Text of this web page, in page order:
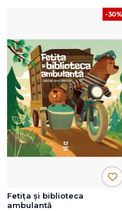
-30%
Fetița și biblioteca
ambulantă